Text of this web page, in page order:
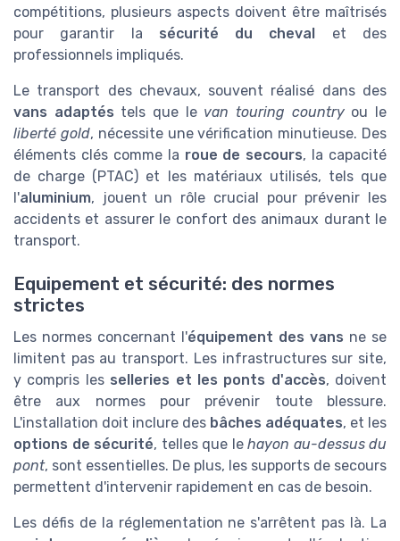
compétitions, plusieurs aspects doivent être maîtrisés
pour garantir la sécurité du cheval et des
professionnels impliqués.
Le transport des chevaux, souvent réalisé dans des
vans adaptés tels que le van touring countryou le
liberté gold, nécessite une vérification minutieuse. Des
éléments clés comme la roue de secours, la capacité
de charge (PTAC) et les matériaux utilisés, tels que
l'aluminium, jouent un rôle crucial pour prévenir les
accidents et assurer le confort des animaux durant le
transport.
Equipement et sécurité: des normes
strictes
Les normes concernant l'équipement des vans ne se
limitent pas au transport. Les infrastructures sur site,
y compris les selleries et les ponts d'accès, doivent
être aux normes pour prévenir toute blessure.
L'installation doit inclure des bâches adéquates, et les
options de sécurité, telles que le hayon au-dessus du
pont, sont essentielles. De plus, les supports de secours
permettent d'intervenir rapidement en cas de besoin.
Les défis de la réglementation ne s'arrêtent pas là. La